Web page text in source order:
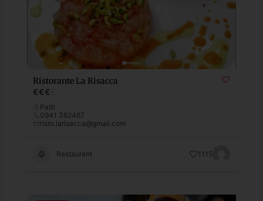
Ristorante La Risacca
€€€
Patti
0941 362467
risto.larisacca@gmail.com
Restaurant 1115